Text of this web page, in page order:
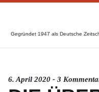
Gegründet 1947 als Deutsche
6. April 2020 - 3